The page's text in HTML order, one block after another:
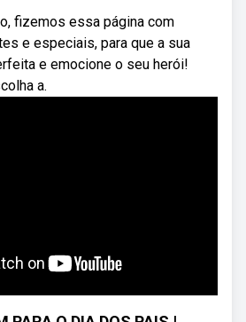
fizemos essa página com
e especiais, para que a sua
e emocione o seu herói!
a.